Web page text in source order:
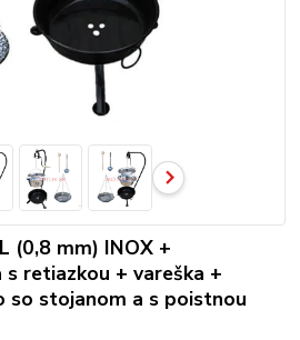
(0,8 mm) INOX +
retiazkou + vareška +
so stojanom a s poistnou